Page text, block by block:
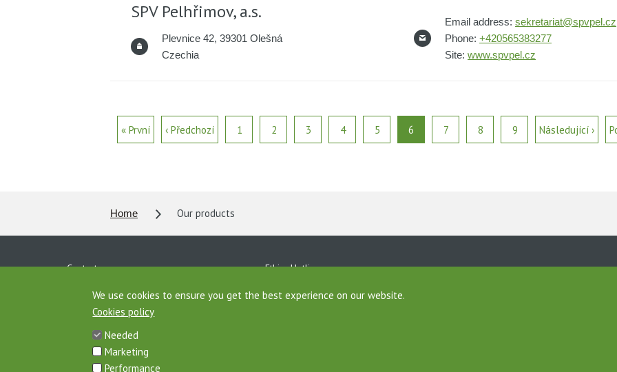
SPV Pelhřimov, a.s.
Plevnice 42, 39301 Olešná
Czechia
Email address: sekretariat@spvpel.cz
Phone: +420565383277
Site: www.spvpel.cz
« První ‹ Předchozí 1 2 3 4 5 6 7 8 9 Následující ›
Home Our products
Contacts
Ethics Hotline
Personal data protection
Download
Agrofert Properties
Site map
We use cookies to ensure you get the best experience on our website.
Cookies policy
Needed
Marketing
Performance